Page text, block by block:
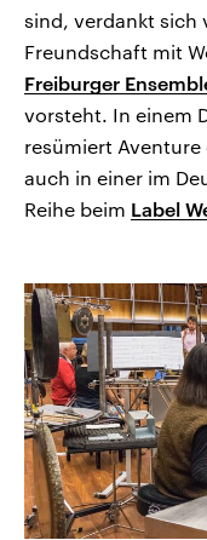
sind, verdankt sich
Freundschaft mit
Freiburger
vorsteht. In einem
resümiert Aventure
auch in einer im
Reihe beim Label